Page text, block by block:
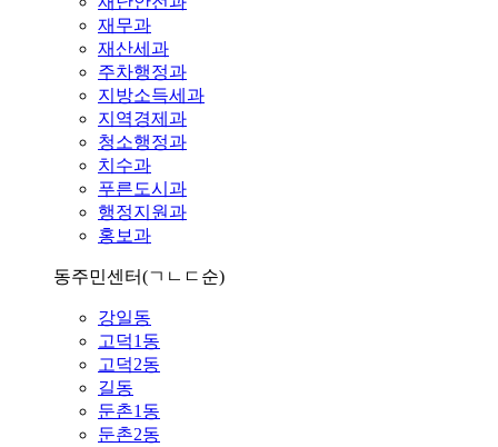
재무과
재산세과
주차행정과
지방소득세과
지역경제과
청소행정과
치수과
푸른도시과
행정지원과
홍보과
동주민센터(ㄱㄴㄷ순)
강일동
고덕1동
고덕2동
길동
둔촌1동
둔촌2동